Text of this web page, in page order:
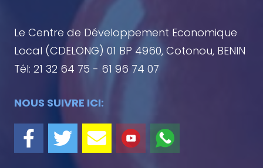
Le Centre de Développement Economique
Local (CDELONG) 01 BP 4960, Cotonou, BENIN
Tél: 21 32 64 75 - 61 96 74 07
NOUS SUIVRE ICI: